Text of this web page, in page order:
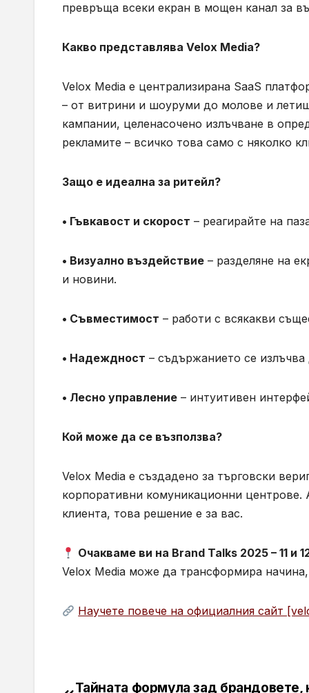
превръща всеки екран в мощен канал за
Какво представлява Velox Media?
Velox Media е централизирана SaaS
– от витрини и шоуруми до молове и
кампании, целенасочено излъчване в
рекламите – всичко това само с няколко
Защо е идеална за ритейл?
• Гъвкавост и скорост – реагирайте на
• Визуално въздействие – разделяне на
и новини.
• Съвместимост – работи с всякакви
• Надеждност – съдържанието се
• Лесно управление – интуитивен
Кой може да се възползва?
Velox Media е създадено за търговски
корпоративни комуникационни центрове.
клиента, това решение е за вас.
Очакваме ви на Brand Talks 2025 – 11
Velox Media може да трансформира
Научете повече на официалния сайт
Тайната формула зад брандовете,